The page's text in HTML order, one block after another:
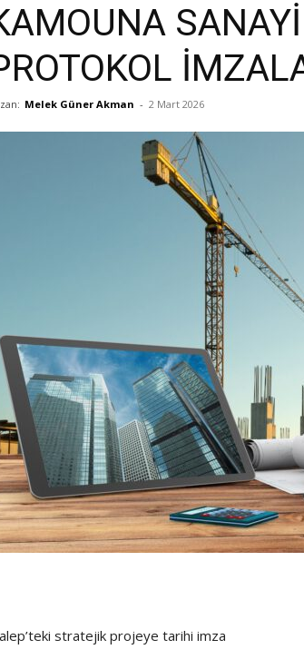
Melek Güner Akman - 2 Mart 2026
stratejik projeye tarihi imza